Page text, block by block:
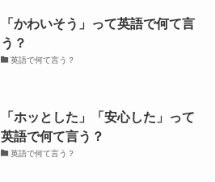
「かわいそう」って英語で何て言
う？
英語で何て言う？
「ホッとした」「安心した」って
英語で何て言う？
英語で何て言う？